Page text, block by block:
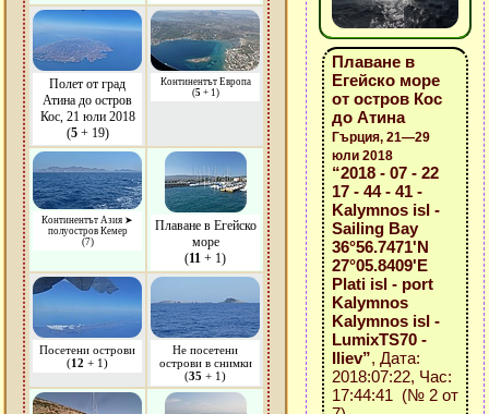
Полет от град
Атина до остров
Кос, 21 юли 2018
(5+ 19)
Континентът Европа
(5+ 1)
Континентът Азия ➤
полуостров Кемер
(7)
Плаване в Егейско
море
(11 + 1)
Посетени острови
(12 + 1)
Не посетени
острови в снимки
(35 + 1)
Плаване в
Егейско море
от остров Кос
до Атина
Гърция, 21—29
юли 2018
“2018 - 07 - 22
17 - 44 - 41 -
Kalymnos isl -
Sailing Bay
36°56.7471'N
27°05.8409'E
Plati isl - port
Kalymnos
Kalymnos isl -
LumixTS70 -
Iliev”, Дата:
2018:07:22, Час:
17:44:41 (№ 2 от